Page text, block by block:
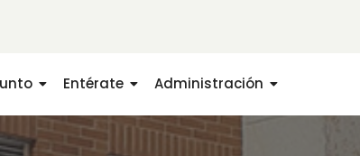
Entérate Administración